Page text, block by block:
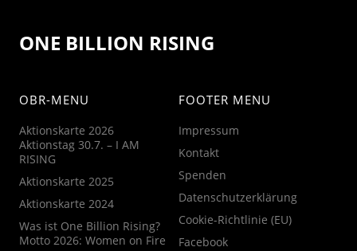
ONE BILLION RISING
OBR-MENU
Aktionskarte 2026
Aktionstag 30.7. – I AM
RISING
Aktionskarte 2025
Aktionskarte 2024
Was ist One Billion Rising?
Motto 2026: Women on Fire
FOOTER MENU
Impressum
Kontakt
Spenden
Datenschutzerklärung
Cookie-Richtlinie (EU)
Facebook